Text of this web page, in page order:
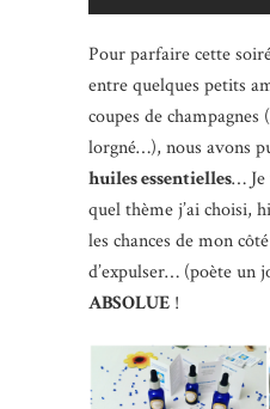
Pour parfaire cette
entre quelques petits
coupes de champagnes
lorgné…), nous avons
huiles essentielles… Je
quel thème j’ai choisi,
les chances de mon
d’expulser… (poète un
ABSOLUE !